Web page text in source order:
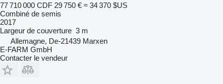
77 710 000 CDF 29 750 € ≈ 34 370 $US
Combiné de semis
2017
Largeur de couverture 3 m
Allemagne, De-21439 Marxen
E-FARM GmbH
Contacter le vendeur